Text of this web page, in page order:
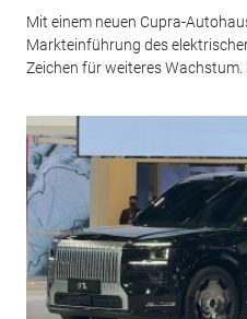
Mit einem neuen Cupra-
Markteinführung des
Zeichen für weiteres Wachstum.